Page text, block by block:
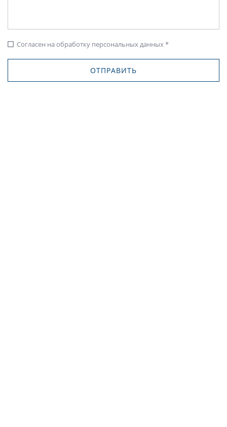
check_box_outline_blank Согласен на обработку персональных данных *